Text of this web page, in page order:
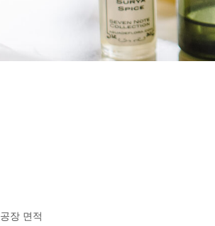
공장 면적